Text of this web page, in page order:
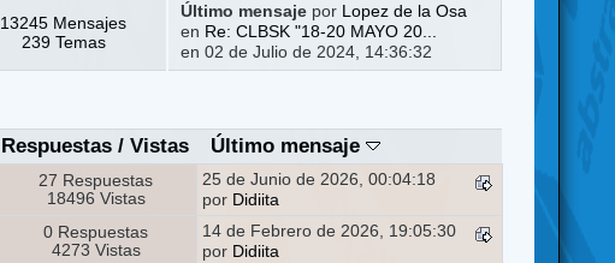
13245 Mensajes
239 Temas
Último mensajepor Lopez de la Osa
en Re: CLBSK "18-20 MAYO 20...
en 02 de Julio de 2024, 14:36:32
Respuestas /Vistas Último mensaje
27 Respuestas
18496 Vistas
25 de Junio de 2026, 00:04:18
por Didiita
0 Respuestas
4273 Vistas
14 de Febrero de 2026, 19:05:30
por Didiita